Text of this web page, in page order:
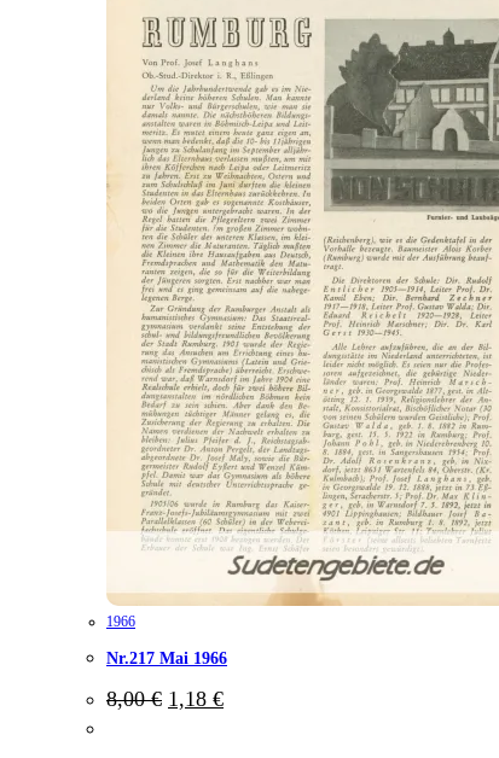
1966
Nr.217 Mai 1966
8,00€ Ursprünglicher
Preis
1,18 €Aktueller
Preis